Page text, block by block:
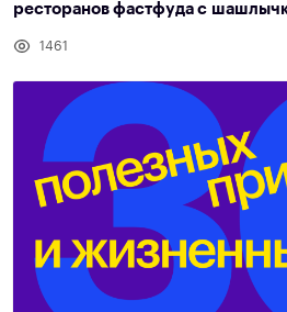
ресторанов фастфуда с
1461